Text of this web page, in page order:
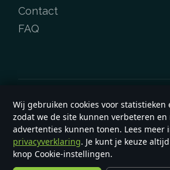
Contact
FAQ
Copyright &copy 2026e-
General terms and conditions
Wij gebruiken cookies voor statistieken
zodat we de site kunnen verbeteren en
advertenties kunnen tonen. Lees meer
privacyverklaring. Je kunt je keuze
knop Cookie-instellingen.